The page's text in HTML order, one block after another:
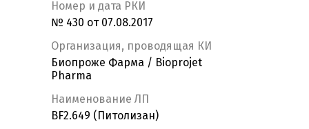
Номер и дата РКИ
№ 430 от 07.08.2017
Организация, проводящая КИ
Биопроже Фарма / Bioprojet
Pharma
Наименование ЛП
BF2.649 (Питолизан)